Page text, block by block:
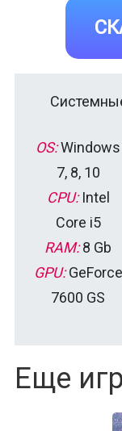
OS:Windows
7, 8, 10
CPU:Intel
Core i5
RAM:8 Gb
GPU:GeForce
7600 GS
Еще